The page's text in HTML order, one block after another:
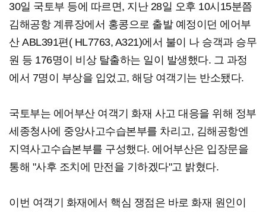
30일 국토부 등에 따르면, 지난 28일 오후 10시15분쯤
김해공항 계류장에서 홍콩으로 출발 예정이던 에어부
산 ABL391편( HL7763, A321)에서 불이 나 승객과 승무
원 등 176명이 비상 탈출하는 일이 발생했다. 그 과정
에서 7명이 부상을 입었고, 해당 여객기는 반소됐다.
국토부는 에어부산 여객기 화재 사고 대응을 위해 정부
세종청사에 중앙사고수습본부를 차리고, 김해공항엔
지역사고수습본부를 구성했다. 에어부산은 입장문을
통해 "사후 조치에 만전을 기하겠다"고 밝혔다.
이번 여객기 화재에서 핵심 쟁점은 바로 화재 원인이